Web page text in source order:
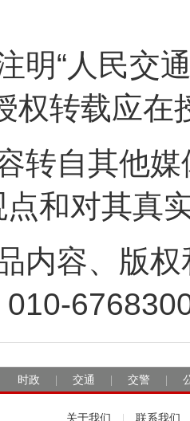
明“人民交
权转载应
转自其他
点和对其真
内容、版
时政 交通 交警
关于我们 联系我们